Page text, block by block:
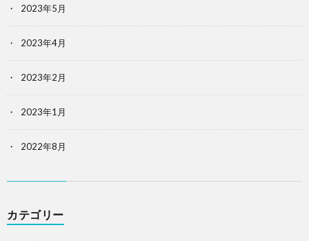
2023年5月
2023年4月
2023年2月
2023年1月
2022年8月
カテゴリー